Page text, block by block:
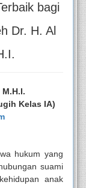
bagi
Dr. H. Al
Kelas IA)
hukum yang
suami
anak